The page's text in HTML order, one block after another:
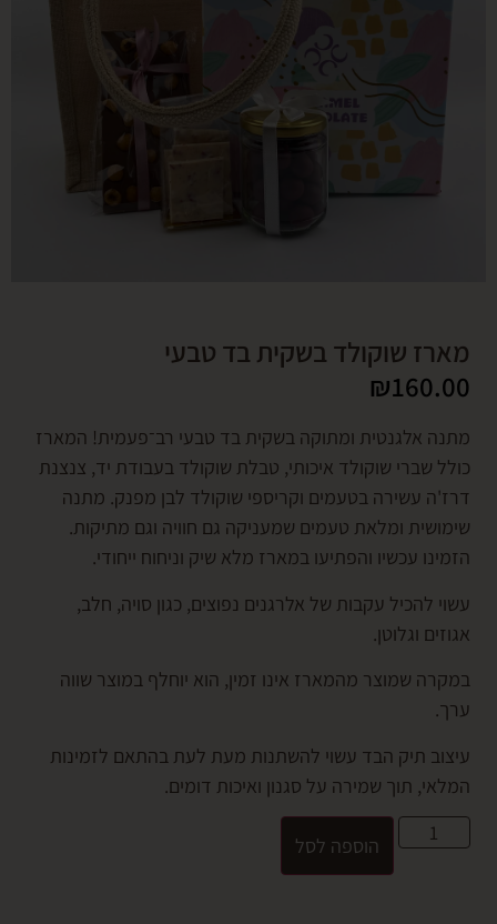
שוקולד בשקית בד טבעי
₪
ומתוקה בשקית בד טבעי רב־פעמית! המארז
שוקולד איכותי, טבלת שוקולד בעבודת יד, צנצנת
בטעמים וקריספי שוקולד לבן מפנק. מתנה
ומלאת טעמים שמעניקה גם חוויה וגם מתיקות.
עכשיו והפתיעו במארז מלא שיק וניחוח ייחודי.
עקבות של אלרגנים נפוצים, כגון סויה, חלב,
וגלוטן.
שמוצר מהמארז אינו זמין, הוא יוחלף במוצר שווה
תיק הבד עשוי להשתנות מעת לעת בהתאם לזמינות
תוך שמירה על סגנון ואיכות דומים.
הוספה לסל